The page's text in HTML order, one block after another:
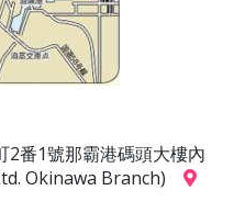
2番1號那霸港碼頭大樓內
Okinawa Branch)